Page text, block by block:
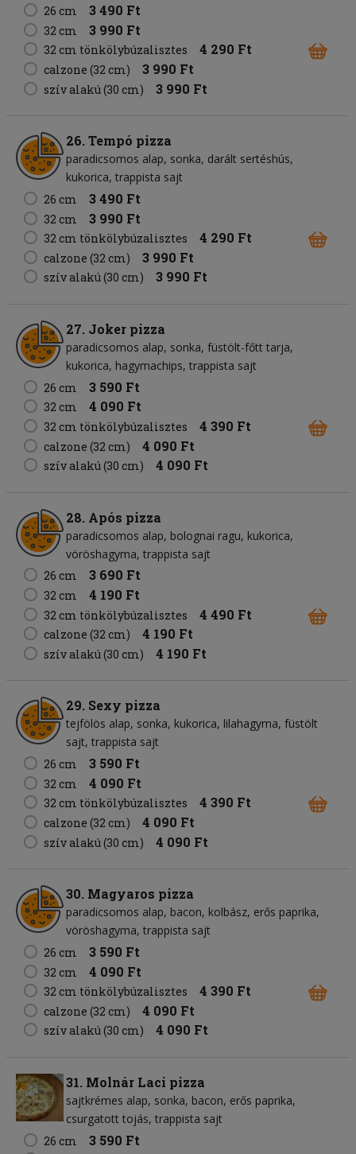
26 cm
3 490 Ft
32 cm 3 990 Ft
32 cm tönkölybúzalisztes 4 290 Ft
calzone (32 cm) 3 990 Ft
szív alakú (30 cm) 3 990 Ft
26. Tempó pizza
paradicsomos alap sonka darált sertéshús
kukorica trappista sajt
26 cm
3 490 Ft
32 cm 3 990 Ft
32 cm tönkölybúzalisztes 4 290 Ft
calzone (32 cm) 3 990 Ft
szív alakú (30 cm) 3 990 Ft
27. Joker pizza
paradicsomos alap sonka füstölt-főtt tarja
kukorica hagymachips trappista sajt
26 cm
3 590 Ft
32 cm 4 090 Ft
32 cm tönkölybúzalisztes 4 390 Ft
calzone (32 cm) 4 090 Ft
szív alakú (30 cm) 4 090 Ft
28. Após pizza
paradicsomos alap bolognai ragu kukorica
vöröshagyma trappista sajt
26 cm
3 690 Ft
32 cm 4 190 Ft
32 cm tönkölybúzalisztes 4 490 Ft
calzone (32 cm) 4 190 Ft
szív alakú (30 cm) 4 190 Ft
29. Sexy pizza
tejfölös alap sonka kukorica lilahagyma füstölt
sajt trappista sajt
26 cm
3 590 Ft
32 cm 4 090 Ft
32 cm tönkölybúzalisztes 4 390 Ft
calzone (32 cm) 4 090 Ft
szív alakú (30 cm) 4 090 Ft
30. Magyaros pizza
paradicsomos alap bacon kolbász erős paprika
vöröshagyma trappista sajt
26 cm
3 590 Ft
32 cm 4 090 Ft
32 cm tönkölybúzalisztes 4 390 Ft
calzone (32 cm) 4 090 Ft
szív alakú (30 cm) 4 090 Ft
31. Molnár Laci pizza
sajtkrémes alap sonka bacon erős paprika
csurgatott tojás trappista sajt
26 cm
3 590 Ft